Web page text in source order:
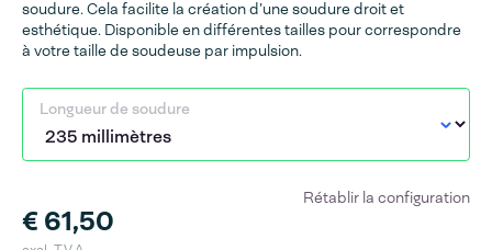
soudure. Cela facilite la création d’une soudure droit et
esthétique. Disponible en différentes tailles pour correspondre
à votre taille de soudeuse par impulsion.
Longueur de soudure
€ 61,50
Rétablir la configuration